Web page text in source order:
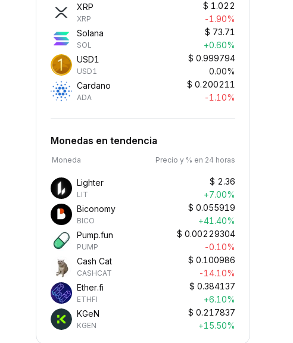
XRP
XRP
$ 1.022
-1.90%
Solana
SOL
$ 73.71
+0.60%
USD1
USD1
$ 0.999794
0.00%
Cardano
ADA
$ 0.200211
-1.10%
Monedas en tendencia
Moneda Precio y % en 24 horas
Lighter
LIT
$ 2.36
+7.00%
Biconomy
BICO
$ 0.055919
+41.40%
Pump.fun
PUMP
$ 0.00229304
-0.10%
Cash Cat
CASHCAT
$ 0.100986
-14.10%
Ether.fi
ETHFI
$ 0.384137
+6.10%
KGeN
KGEN
$ 0.217837
+15.50%